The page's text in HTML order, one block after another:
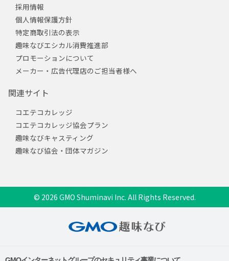
採用情報
個人情報保護方針
特定商取引法の表示
趣味なびエシカル消費推進部
プロモーションについて
メーカー・広告代理店のご担当者様へ
関連サイト
コエテコカレッジ
コエテコカレッジ協会プラン
趣味なびキャスティング
趣味なび協会・団体マガジン
© 2026 GMO Shuminavi Inc. All Rights Reserved.